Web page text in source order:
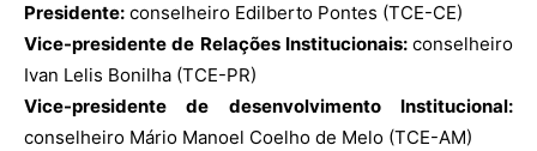
Presidente: conselheiro Edilberto Pontes (TCE-CE)
Vice-presidente de Relações Institucionais: conselheiro
Ivan Lelis Bonilha (TCE-PR)
Vice-presidente de desenvolvimento Institucional:
conselheiro Mário Manoel Coelho de Melo (TCE-AM)